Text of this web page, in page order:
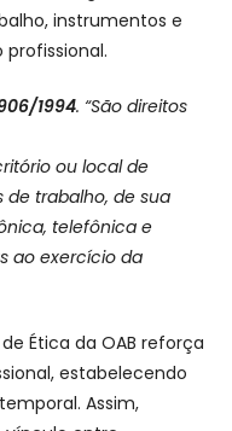
instrumentos e
1994. “São direitos
ou local de
de trabalho, de sua
telefônica e
ao exercício da
Ética da OAB reforça
estabelecendo
Assim,